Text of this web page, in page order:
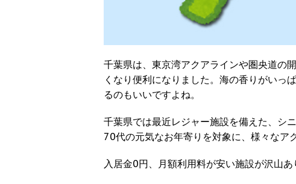
千葉県は、東京湾アクアラインや圏央道の
くなり便利になりました。海の香りがいっ
るのもいいですよね。
千葉県では最近レジャー施設を備えた、シ
70代の元気なお年寄りを対象に、様々なア
入居金0円、月額利用料が安い施設が沢山